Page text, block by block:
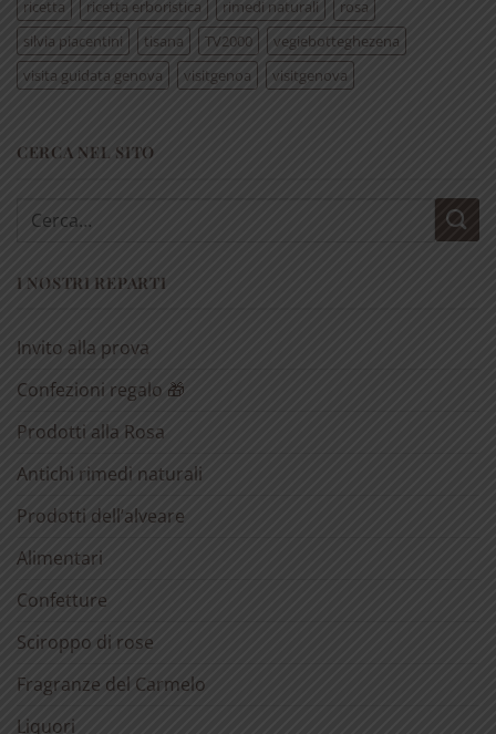
ricetta
ricetta erboristica rimedi naturali
rosa
silvia piacentini
tisana TV2000
vegiebotteghezena
visita guidata genova
visitgenoa visitgenova
CERCA NEL SITO
Cerca:
I NOSTRI REPARTI
Invito alla prova
Confezioni regalo 🎁
Prodotti alla Rosa
Antichi rimedi naturali
Prodotti dell’alveare
Alimentari
Confetture
Sciroppo di rose
Fragranze del Carmelo
Liquori